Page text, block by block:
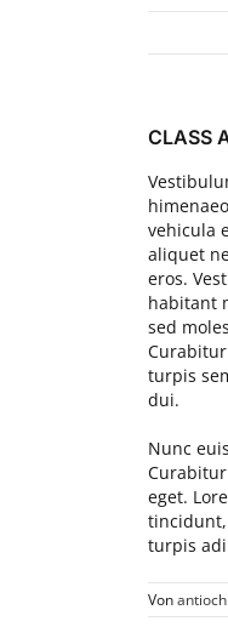
CLASS
vehicula
aliquet
eros.
habitant
sed
turpis
dui.
Nunc
eget.
tincidunt,
turpis
Von